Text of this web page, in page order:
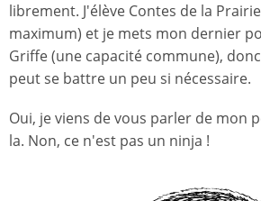
librement. J'élève Contes de la
maximum) et je mets mon dernier
Griffe (une capacité commune),
peut se battre un peu si nécessaire.
Oui, je viens de vous parler de mon
la. Non, ce n'est pas un ninja !